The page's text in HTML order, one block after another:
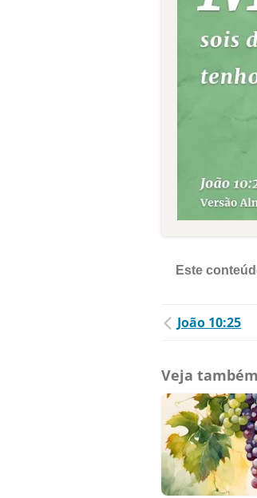
Este
João 10:25
Veja também